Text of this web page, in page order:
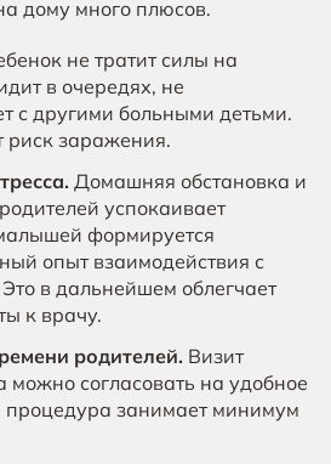
дому много плюсов.
не тратит силы на
в очередях, не
с другими больными детьми.
риск заражения.
Домашняя обстановка и
успокаивает
формируется
опыт взаимодействия с
в дальнейшем облегчает
к врачу.
родителей. Визит
можно согласовать на удобное
процедура занимает минимум